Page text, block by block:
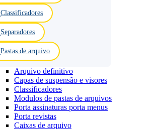
Classificadores
Separadores
Pastas de arquivo
Arquivo definitivo
Capas de suspensão e visores
Classificadores
Modulos de pastas de arquivos
Porta assinaturas porta menus
Porta revistas
Caixas de arquivo